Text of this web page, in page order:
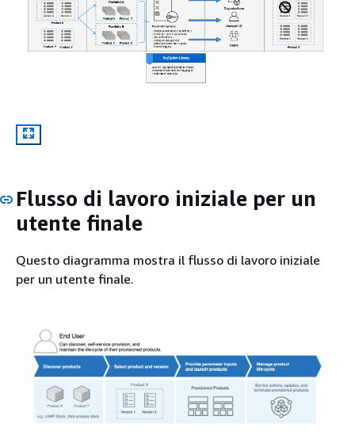
Flusso di lavoro iniziale per un
utente finale
Questo diagramma mostra il flusso di lavoro iniziale
per un utente finale.